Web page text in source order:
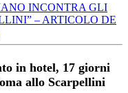
INCONTRA GLI
– ARTICOLO DE
in hotel, 17 giorni
allo Scarpellini